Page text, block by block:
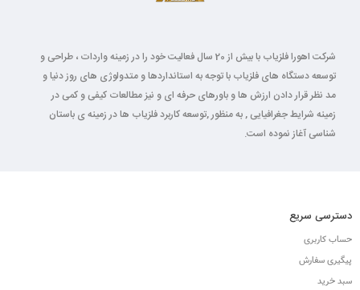
شرکت اهورا فلزیاب با بیش از 20 سال فعالیت خود را در زمینه واردات ، طراحی و
توسعه دستگاه های فلزیاب با توجه به استانداردها و متدولوژی های روز دنیا و
مد نظر قرار دادن ارزش ها و باورهای حرفه ای و نیز مطالعات کیفی و کمی در
زمینه شرایط جغرافیایی , به منظور ,توسعه کاربرد فلزیاب ها در زمینه ی باستان
شناسی آغاز نموده است.
دسترسی سریع
حساب کاربری
پیگیری سفارش
سبد خرید